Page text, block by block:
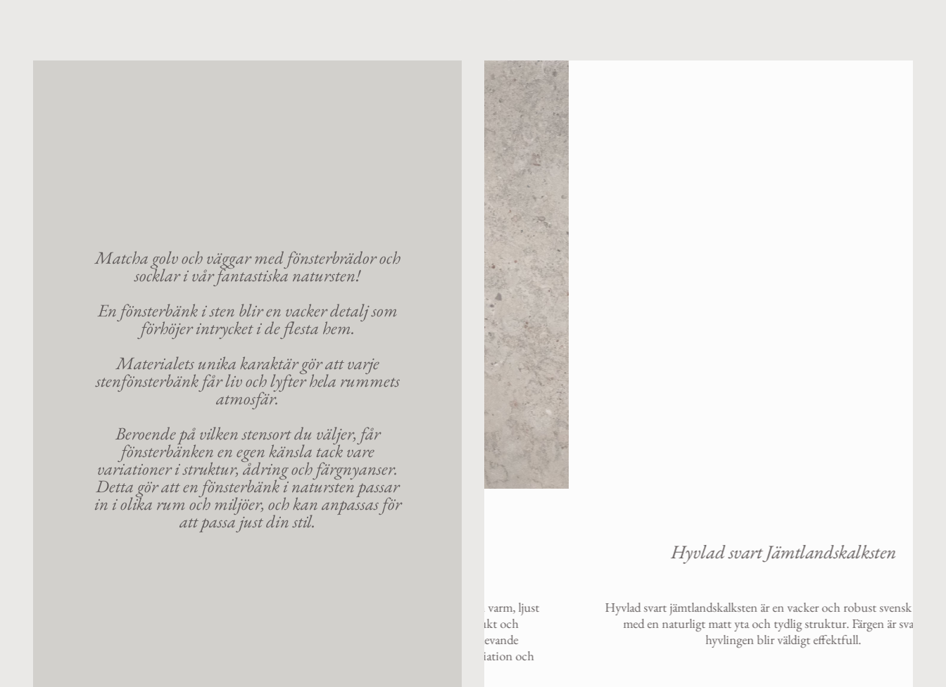
Matcha golv och väggar med fönsterbrädor och
socklar i vår fantastiska natursten!
En fönsterbänk i sten blir en vacker detalj som
förhöjer intrycket i de flesta hem.
Materialets unika karaktär gör att varje
stenfönsterbänk får liv och lyfter hela rummets
atmosfär.
Beroende på vilken stensort du väljer, får
fönsterbänken en egen känsla tack vare
variationer i struktur, ådring och färgnyanser.
Detta gör att en fönsterbänk i natursten passar
in i olika rum och miljöer, och kan anpassas för
att passa just din stil.
Hyvlad svart Jämtlandskalksten
Hyvlad svart jämtlandskalksten är en vacker och robust svensk natursten
med en naturligt matt yta och tydlig struktur. Färgen är svart och
hyvlingen blir väldigt effektfull.